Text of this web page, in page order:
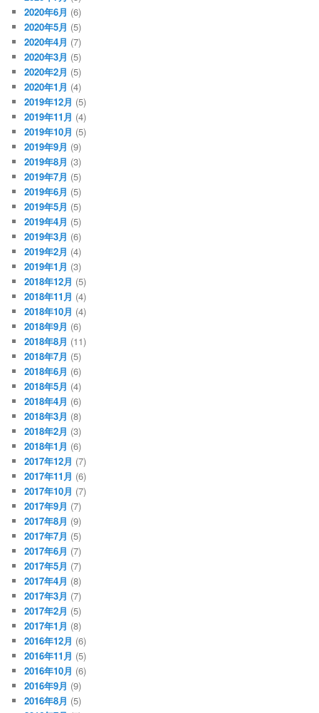
2020年6月 (6)
2020年5月 (5)
2020年4月 (7)
2020年3月 (5)
2020年2月 (5)
2020年1月 (4)
2019年12月 (5)
2019年11月 (4)
2019年10月 (5)
2019年9月 (9)
2019年8月 (3)
2019年7月 (5)
2019年6月 (5)
2019年5月 (5)
2019年4月 (5)
2019年3月 (6)
2019年2月 (4)
2019年1月 (3)
2018年12月 (5)
2018年11月 (4)
2018年10月 (4)
2018年9月 (6)
2018年8月 (11)
2018年7月 (5)
2018年6月 (6)
2018年5月 (4)
2018年4月 (6)
2018年3月 (8)
2018年2月 (3)
2018年1月 (6)
2017年12月 (7)
2017年11月 (6)
2017年10月 (7)
2017年9月 (7)
2017年8月 (9)
2017年7月 (5)
2017年6月 (7)
2017年5月 (7)
2017年4月 (8)
2017年3月 (7)
2017年2月 (5)
2017年1月 (8)
2016年12月 (6)
2016年11月 (5)
2016年10月 (6)
2016年9月 (9)
2016年8月 (5)